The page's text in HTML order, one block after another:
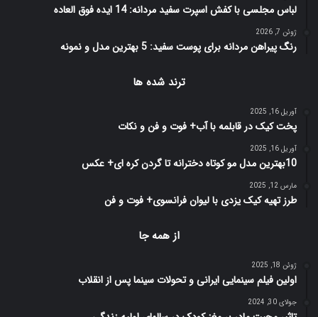
لباس مجلسی با کفش اسپرت سفید مردانه: 14 ایده فوق العاده
ژوئن 7, 2026
رنگ پیراهن مردانه برای پوست سفید: 5 بهترین مدل و نمونه
ترند شده ها
آوریل 16, 2025
پخت کیک در قابلمه با آب+ فوت و فن و نکات
آوریل 16, 2025
10بهترین مدل مو کوتاه دخترانه تا گردن کره ای+ عکس
مارس 12, 2025
طرز تهیه کیک یزدی با لیوان فرانسوی+ فوت و فن
از همه جا
ژوئن 18, 2025
اولین فیلم سینمایی ایرانی و تحولات سینما پس از انقلاب
جولای 30, 2024